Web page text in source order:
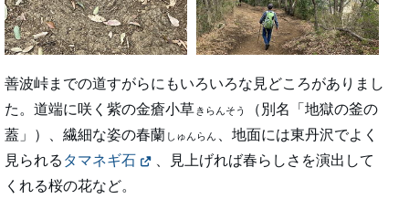
善波峠までの道すがらにもいろいろな見どころがありまし
た。道端に咲く紫の金瘡小草 きらんそう
（別名「地獄の釜の
蓋」）、繊細な姿の春蘭 しゅんらん
、地面には東丹沢でよく
見られる タマネギ石
、見上げれば春らしさを演出して
くれる桜の花など。